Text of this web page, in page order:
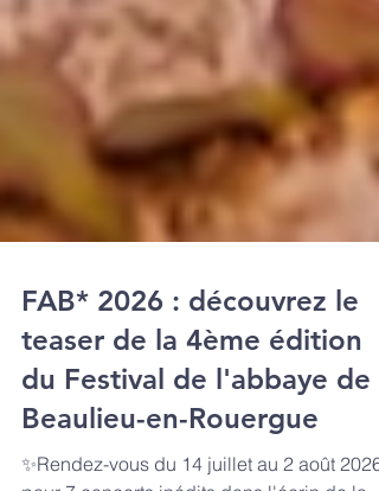
FAB* 2026 : découvrez le
teaser de la 4ème édition
du Festival de l'abbaye de
Beaulieu-en-Rouergue